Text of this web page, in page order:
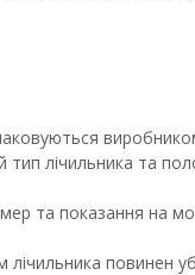
лічильника та
та показання на
лічильника повинен